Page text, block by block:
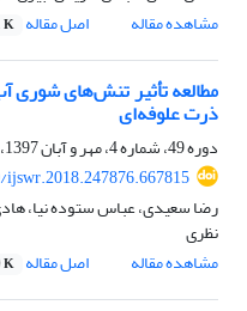
مشاهده مقاله
اصل مقاله K
مطالعه تأثیر تنش‌های شوری
ذرت علوفه‌ای
دوره 49، شماره 4، مهر و آبان 1397، صفحه
رضا سعیدی، عباس ستوده نیا،
نظری
مشاهده مقاله
اصل مقاله K